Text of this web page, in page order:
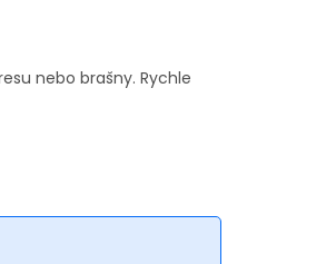
nebo brašny. Rychle